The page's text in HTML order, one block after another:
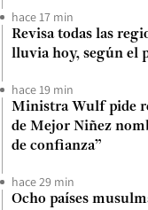
hace 17 min
Revisa todas las
lluvia hoy, según el
hace 19 min
Ministra Wulf pide
de Mejor Niñez
de confianza”
hace 29 min
Ocho países